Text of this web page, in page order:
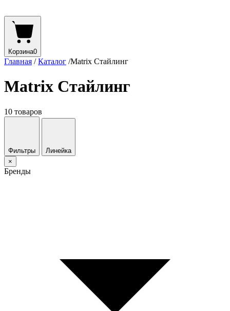
Корзина0
Главная / Каталог /Matrix Стайлинг
Matrix Стайлинг
10 товаров
Фильтры
Линейка
×
Бренды